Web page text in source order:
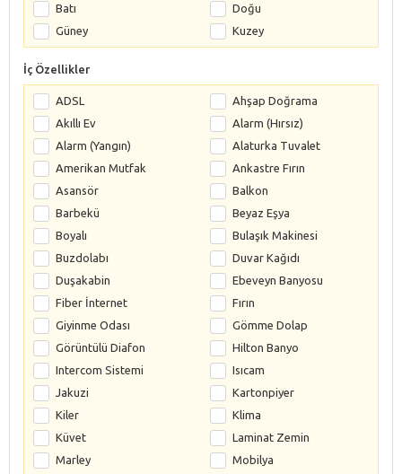
Batı
Doğu
Güney
Kuzey
İç Özellikler
ADSL
Ahşap Doğrama
Akıllı Ev
Alarm (Hırsız)
Alarm (Yangın)
Alaturka Tuvalet
Amerikan Mutfak
Ankastre Fırın
Asansör
Balkon
Barbekü
Beyaz Eşya
Boyalı
Bulaşık Makinesi
Buzdolabı
Duvar Kağıdı
Duşakabin
Ebeveyn Banyosu
Fiber İnternet
Fırın
Giyinme Odası
Gömme Dolap
Görüntülü Diafon
Hilton Banyo
Intercom Sistemi
Isıcam
Jakuzi
Kartonpiyer
Kiler
Klima
Küvet
Laminat Zemin
Marley
Mobilya